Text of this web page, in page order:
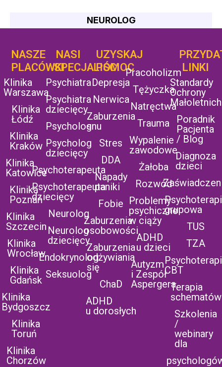
NEUROLOG
NASZE
PLACÓWKI
Klinika
Warszawa
Klinika
Łódź
Klinika
Kraków
Klinika
Katowice
Klinika
Poznań
Klinika
Szczecin
Klinika
Wrocław
Klinika
Gdańsk
Klinika
Bydgoszcz
Klinika
Toruń
Klinika
Chorzów
NASI
SPECJALIŚCI
Psychiatra
Psychiatra
dziecięcy
Psycholog
Psycholog
dziecięcy
Psychoterapeuta
Psychoterapeuta
dziecięcy
Neurolog
Neurolog
dziecięcy
Endokrynolog
Seksuolog
UZYSKAJ
POMOC
Depresja
Nerwica
Zaburzenia
snu
Stres
DDA
Napady
paniki
Fobie
Zaburzenia
osobowości
Zaburzenia
odżywiania
się
ChaD
ADHD
u dorosłych
UZYSKAJ
POMOC
Pracoholizm
Tężyczka
Natręctwa
Trauma
Wypalenie
zawodowe
Żałoba
Rozwód
Problemy
psychiczne
w ciąży
ADHD
u dzieci
Autyzm
i Zespół
Aspergera
LINKI
Standardy
Ochrony
Małoletnich
Poradnik
Pacjenta
/ Blog
Diagnoza
dzieci
grupowa
TUS
TZA
CBT
Terapia
schematów
Szkolenia
/
webinary
dla